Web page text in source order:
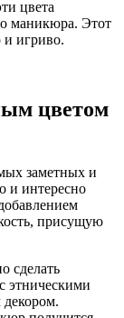
цвета
маникюра. Этот
и игриво.
цветом
заметных и
и интересно
присущую
сделать
этническими